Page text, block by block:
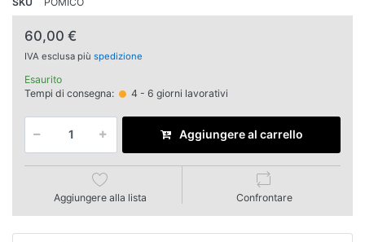
60,00 €
IVA esclusa più spedizione
Esaurito
Tempi di consegna:
4 - 6 giorni lavorativi
Aggiungere al carrello
Aggiungere alla lista Confrontare